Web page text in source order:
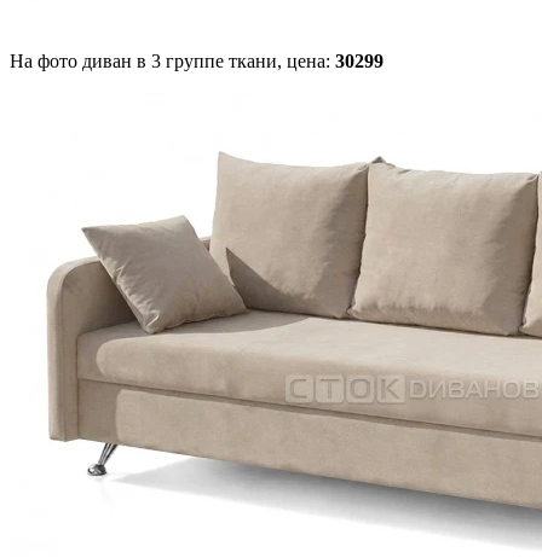
На фото диван в 3 группе ткани, цена: 30299